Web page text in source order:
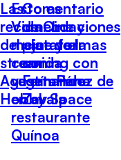
Las
recomendaciones
del cine y el
streaming con
Agustín Pérez de
Hobby Space
Esto es
Vida: Lo
mejor de la
comida
vegetariana
en el
restaurante
Quínoa
Comentario
de Cine y
plataformas
con
Fernando
Zavala